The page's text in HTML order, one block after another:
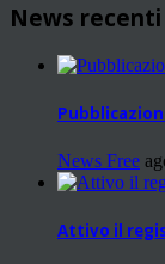
News recenti
News Free
Attivo il